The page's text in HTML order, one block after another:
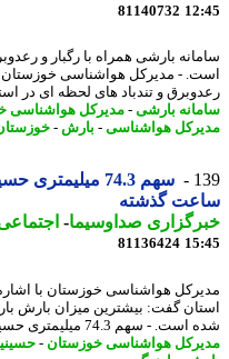
81140732
بارشی همراه با رگبار و رعدوبرق
- مدیرکل هواشناسی خوزستان گفت:
و تندباد های لحظه ای در استان
بارشی -مدیرکل هواشناسی
هواشناسی-بارش-خوزستان
گذشته
صداوسیما-اجتماعی-
81136424
هواشناسی خوزستان با اشاره به
- سهم 74.3 میلیمتری حسینیه اندیمشک ...
هواشناسی خوزستان-حسینیه-